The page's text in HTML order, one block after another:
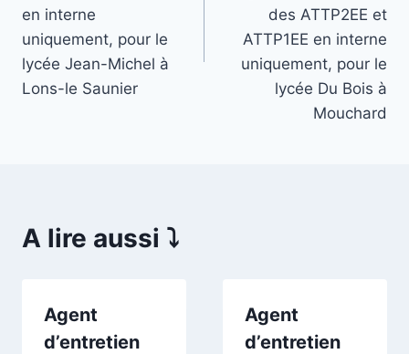
en interne
uniquement, pour le
lycée Jean-Michel à
Lons-le Saunier
des ATTP2EE et
ATTP1EE en interne
uniquement, pour le
lycée Du Bois à
Mouchard
A lire aussi ⤵️
Agent
d’entretien
Agent
d’entretien